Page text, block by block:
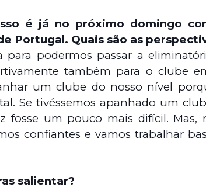
é já no próximo domingo
Portugal. Quais são as
para podermos passar a
também para o clube
um clube do nosso nível
Se tivéssemos apanhado um
fosse um pouco mais difícil. Mas,
confiantes e vamos trabalhar
salientar?